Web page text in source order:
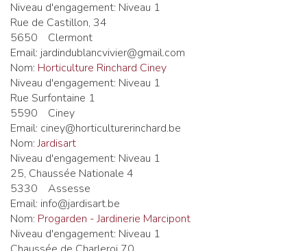
Niveau d'engagement: Niveau 1
Rue de Castillon, 34
5650
Clermont
Email: jardindublancvivier@gmail.com
Nom: Horticulture Rinchard Ciney
Niveau d'engagement: Niveau 1
Rue Surfontaine 1
5590
Ciney
Email: ciney@horticulturerinchard.be
Nom:Jardisart
Niveau d'engagement: Niveau 1
25, Chaussée Nationale 4
5330
Assesse
Email: info@jardisart.be
Nom: Progarden - Jardinerie Marcipont
Niveau d'engagement: Niveau 1